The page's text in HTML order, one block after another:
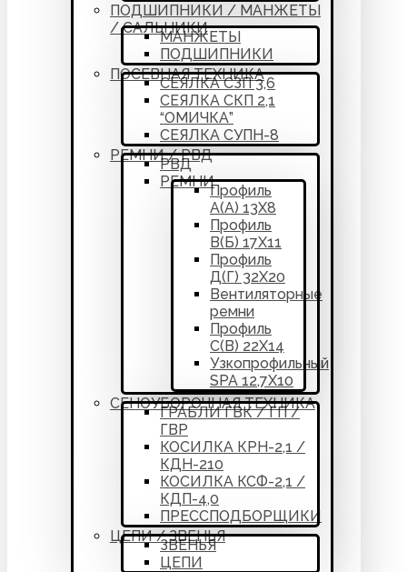
ПОДШИПНИКИ / МАНЖЕТЫ
/ САЛЬНИКИ
МАНЖЕТЫ
ПОДШИПНИКИ
ПОСЕВНАЯ ТЕХНИКА
СЕЯЛКА СЗП 3,6
СЕЯЛКА СКП 2,1
“ОМИЧКА”
СЕЯЛКА СУПН-8
РЕМНИ / РВД
РВД
РЕМНИ
Профиль
А(А) 13Х8
Профиль
В(Б) 17Х11
Профиль
Д(Г) 32Х20
Вентиляторные
ремни
Профиль
С(В) 22Х14
Узкопрофильный
SPA 12,7Х10
СЕНОУБОРОЧНАЯ ТЕХНИКА
ГРАБЛИ ГВК / ГП /
ГВР
КОСИЛКА КРН-2,1 /
КДН-210
КОСИЛКА КСФ-2,1 /
КДП-4,0
ПРЕССПОДБОРЩИКИ
ЦЕПИ / ЗВЕНЬЯ
ЗВЕНЬЯ
ЦЕПИ